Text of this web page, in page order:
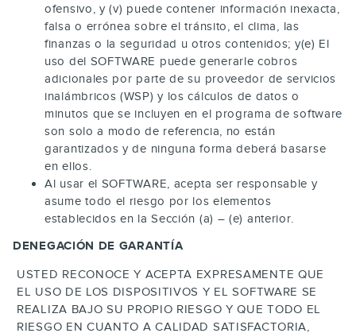
ofensivo, y (v) puede contener información inexacta,
falsa o errónea sobre el tránsito, el clima, las
finanzas o la seguridad u otros contenidos; y(e) El
uso del SOFTWARE puede generarle cobros
adicionales por parte de su proveedor de servicios
inalámbricos (WSP) y los cálculos de datos o
minutos que se incluyen en el programa de software
son solo a modo de referencia, no están
garantizados y de ninguna forma deberá basarse
en ellos.
Al usar el SOFTWARE, acepta ser responsable y
asume todo el riesgo por los elementos
establecidos en la Sección (a) – (e) anterior.
DENEGACIÓN DE GARANTÍA
USTED RECONOCE Y ACEPTA EXPRESAMENTE QUE
EL USO DE LOS DISPOSITIVOS Y EL SOFTWARE SE
REALIZA BAJO SU PROPIO RIESGO Y QUE TODO EL
RIESGO EN CUANTO A CALIDAD SATISFACTORIA,